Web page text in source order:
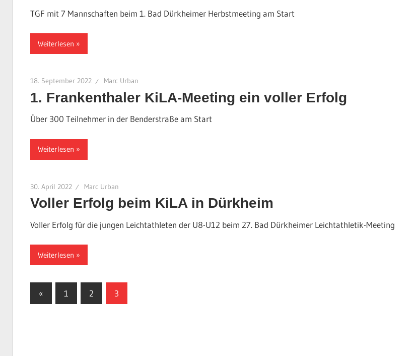
TGF mit 7 Mannschaften beim 1. Bad Dürkheimer Herbstmeeting am Start
Weiterlesen
18. September 2022 Marc Urban
1. Frankenthaler KiLA-Meeting ein voller Erfolg
Über 300 Teilnehmer in der Benderstraße am Start
Weiterlesen
30. April 2022 Marc Urban
Voller Erfolg beim KiLA in Dürkheim
Voller Erfolg für die jungen Leichtathleten der U8-U12 beim 27. Bad Dürkheimer Leichtathletik-Meeting
Weiterlesen
Seitennummerierung
«Vorherige
Beiträge
1 2 3